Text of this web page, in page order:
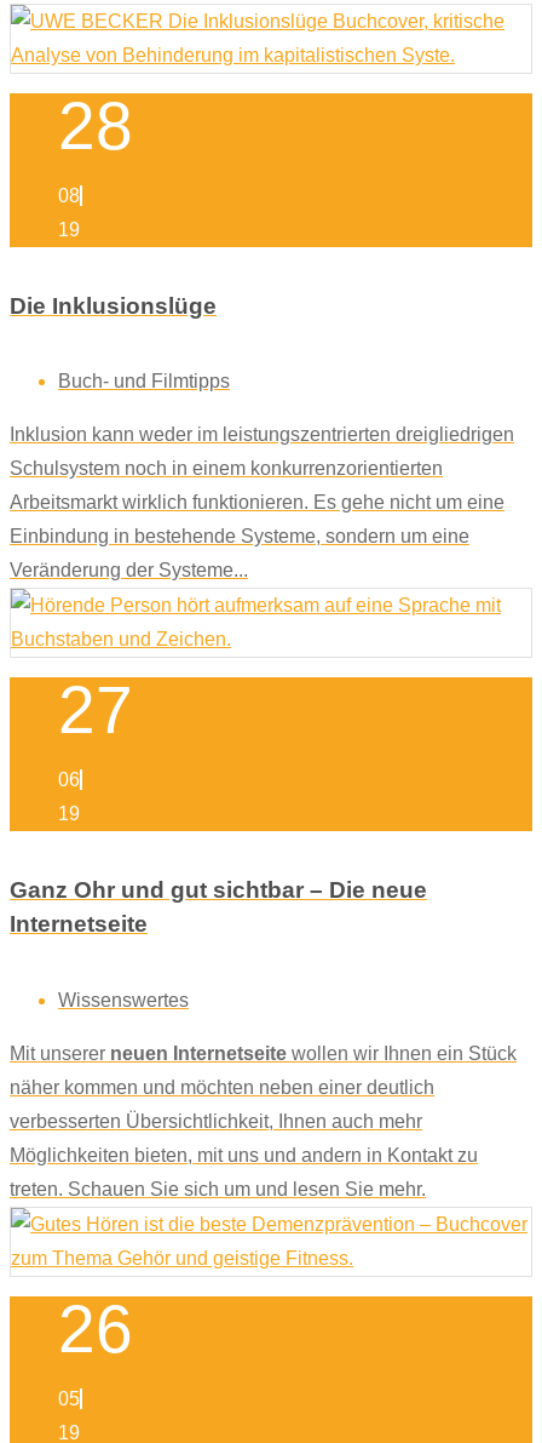
28
08
19
Die Inklusionslüge
Buch- und Filmtipps
Inklusion kann weder im leistungszentrierten dreigliedrigen
Schulsystem noch in einem konkurrenzorientierten
Arbeitsmarkt wirklich funktionieren. Es gehe nicht um eine
Einbindung in bestehende Systeme, sondern um eine
Veränderung der Systeme...
27
06
19
Ganz Ohr und gut sichtbar – Die neue
Internetseite
Wissenswertes
Mit unserer neuen Internetseite wollen wir Ihnen ein Stück
näher kommen und möchten neben einer deutlich
verbesserten Übersichtlichkeit, Ihnen auch mehr
Möglichkeiten bieten, mit uns und andern in Kontakt zu
treten. Schauen Sie sich um und lesen Sie mehr.
26
05
19